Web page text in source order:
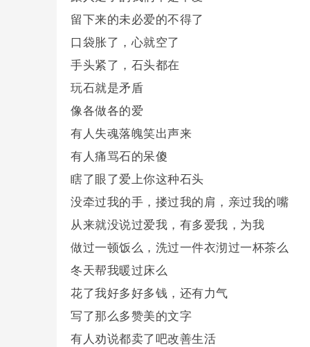
留下来的未必爱的不得了
口袋胀了，心就空了
手头紧了，石头都在
玩石就是矛盾
像各做各的爱
有人失魂落魄笑出声来
有人痛骂石的呆傻
瞎了眼了爱上你这种石头
没牵过我的手，搂过我的肩，亲过我的嘴
从来就没说过爱我，有多爱我，为我
做过一顿饭么，洗过一件衣沏过一杯茶么
冬天帮我暖过床么
花了我好多好多钱，还有力气
写了那么多赞美的文字
有人劝说都卖了吧改善生活